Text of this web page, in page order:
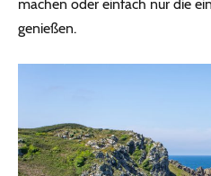
machen oder einfach nur die
genießen.